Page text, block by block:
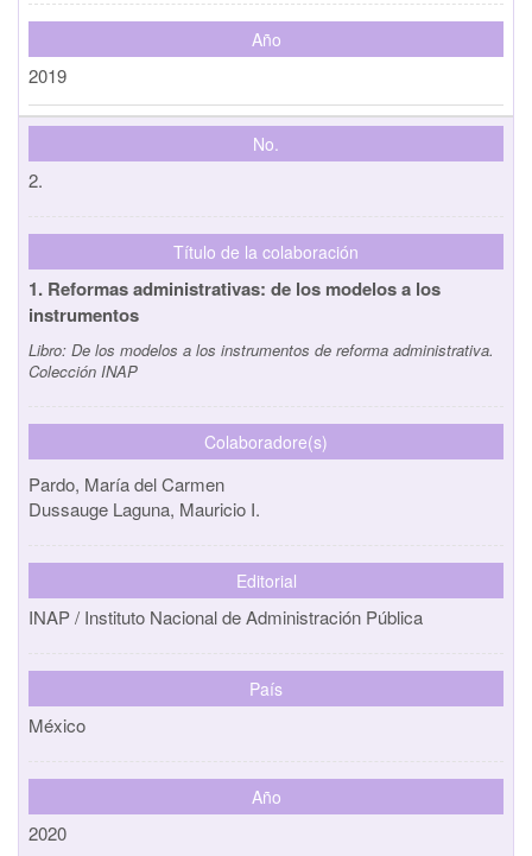
Año
2019
No.
2.
Título de la colaboración
1. Reformas administrativas: de los modelos a los
instrumentos
Libro: De los modelos a los instrumentos de reforma administrativa.
Colección INAP
Colaboradore(s)
Pardo, María del Carmen
Dussauge Laguna, Mauricio I.
Editorial
INAP / Instituto Nacional de Administración Pública
País
México
Año
2020